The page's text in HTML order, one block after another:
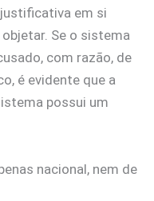
em si
Se o sistema
com razão, de
é evidente que a
possui um
nacional, nem de